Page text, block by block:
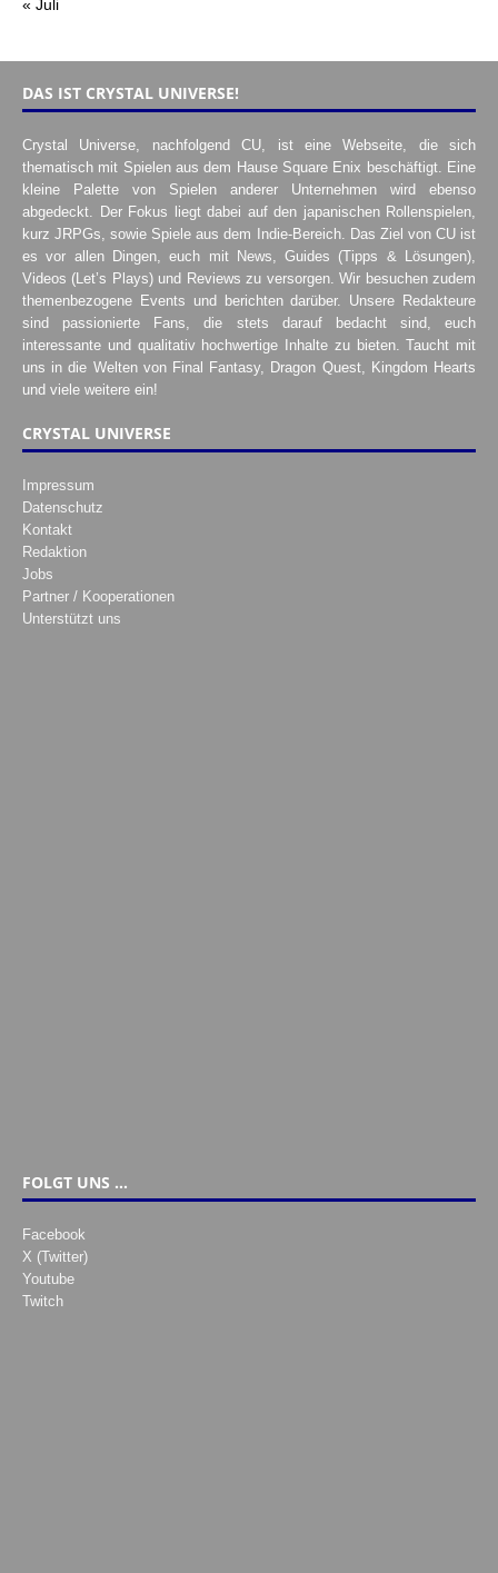
« Juli
DAS IST CRYSTAL UNIVERSE!
Crystal Universe, nachfolgend CU, ist eine Webseite, die sich
thematisch mit Spielen aus dem Hause Square Enix beschäftigt. Eine
kleine Palette von Spielen anderer Unternehmen wird ebenso
abgedeckt. Der Fokus liegt dabei auf den japanischen Rollenspielen,
kurz JRPGs, sowie Spiele aus dem Indie-Bereich. Das Ziel von CU ist
es vor allen Dingen, euch mit News, Guides (Tipps & Lösungen),
Videos (Let’s Plays) und Reviews zu versorgen. Wir besuchen zudem
themenbezogene Events und berichten darüber. Unsere Redakteure
sind passionierte Fans, die stets darauf bedacht sind, euch
interessante und qualitativ hochwertige Inhalte zu bieten. Taucht mit
uns in die Welten von Final Fantasy, Dragon Quest, Kingdom Hearts
und viele weitere ein!
CRYSTAL UNIVERSE
Impressum
Datenschutz
Kontakt
Redaktion
Jobs
Partner / Kooperationen
Unterstützt uns
FOLGT UNS …
Facebook
X (Twitter)
Youtube
Twitch